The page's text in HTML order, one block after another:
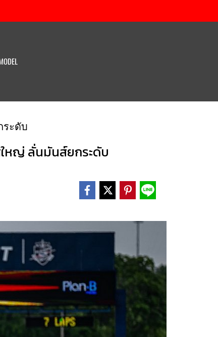
ระดับ
หญ่ ลั่นมันส์ยกระดับ